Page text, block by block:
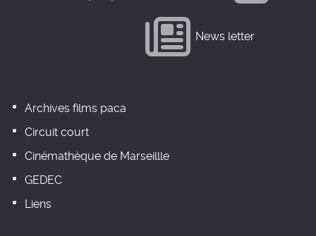
News letter
Archives films paca
Circuit court
Cinémathèque de Marseillle
GEDEC
Liens